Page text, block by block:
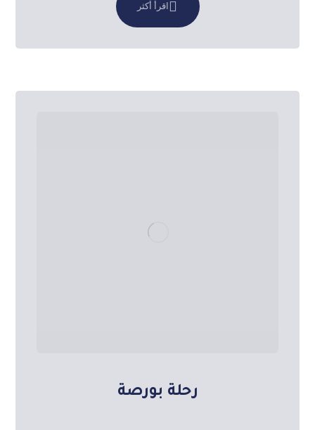
اقرأ أكثر
رحلة بورصة